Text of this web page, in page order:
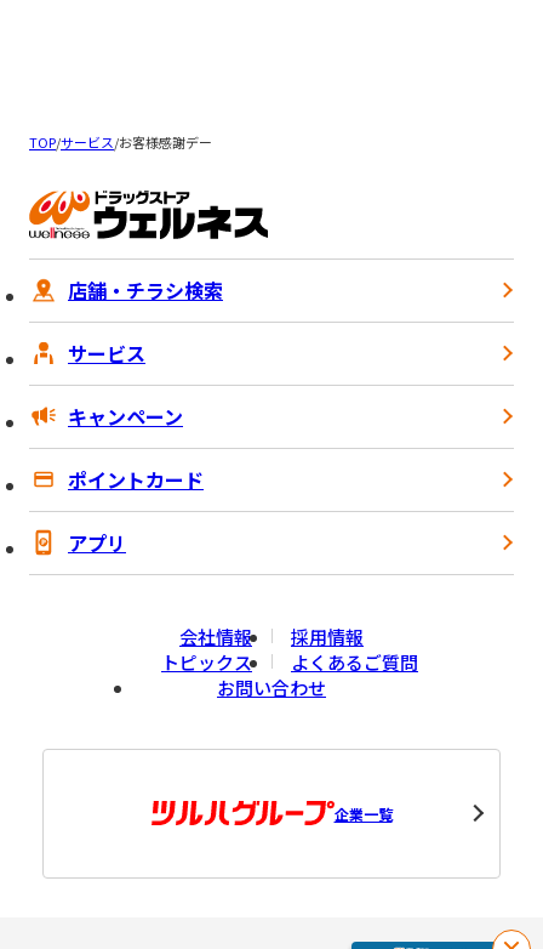
TOP/サービス/お客様感謝デー
店舗・チラシ検索
サービス
キャンペーン
ポイントカード
アプリ
会社情報
採用情報
トピックス
よくあるご質問
お問い合わせ
企業一覧